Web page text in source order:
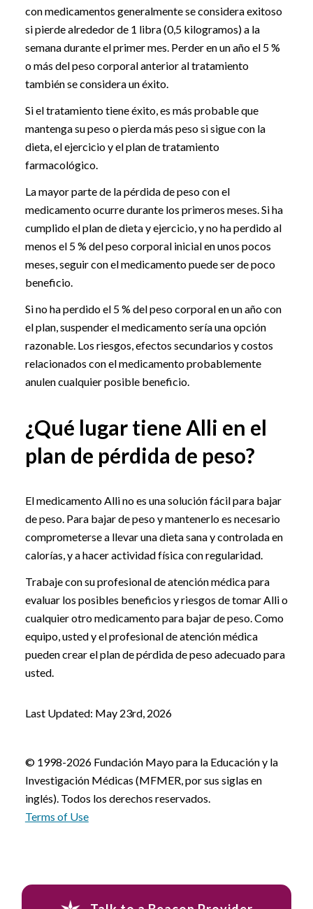
con medicamentos generalmente se considera exitoso
si pierde alrededor de 1 libra (0,5 kilogramos) a la
semana durante el primer mes. Perder en un año el 5 %
o más del peso corporal anterior al tratamiento
también se considera un éxito.
Si el tratamiento tiene éxito, es más probable que
mantenga su peso o pierda más peso si sigue con la
dieta, el ejercicio y el plan de tratamiento
farmacológico.
La mayor parte de la pérdida de peso con el
medicamento ocurre durante los primeros meses. Si ha
cumplido el plan de dieta y ejercicio, y no ha perdido al
menos el 5 % del peso corporal inicial en unos pocos
meses, seguir con el medicamento puede ser de poco
beneficio.
Si no ha perdido el 5 % del peso corporal en un año con
el plan, suspender el medicamento sería una opción
razonable. Los riesgos, efectos secundarios y costos
relacionados con el medicamento probablemente
anulen cualquier posible beneficio.
¿Qué lugar tiene Alli en el
plan de pérdida de peso?
El medicamento Alli no es una solución fácil para bajar
de peso. Para bajar de peso y mantenerlo es necesario
comprometerse a llevar una dieta sana y controlada en
calorías, y a hacer actividad física con regularidad.
Trabaje con su profesional de atención médica para
evaluar los posibles beneficios y riesgos de tomar Alli o
cualquier otro medicamento para bajar de peso. Como
equipo, usted y el profesional de atención médica
pueden crear el plan de pérdida de peso adecuado para
usted.
Last Updated: May 23rd, 2026
© 1998-2026 Fundación Mayo para la Educación y la
Investigación Médicas (MFMER, por sus siglas en
inglés). Todos los derechos reservados.
Terms of Use